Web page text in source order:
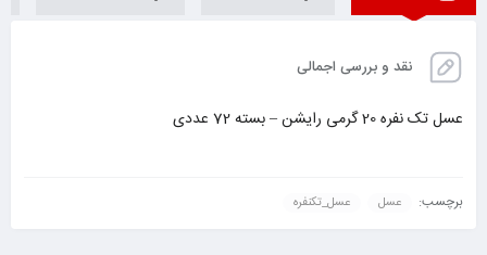
نقد و بررسی اجمالی
عسل تک نفره 20 گرمی رایشن – بسته 72 عددی
برچسب: عسل عسل_تکنفره